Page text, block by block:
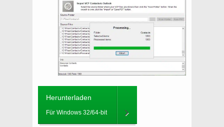
Herunterladen
Für Windows 32/64-bit